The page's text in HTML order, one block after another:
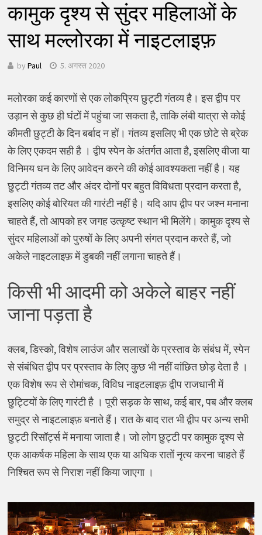
कामुक दृश्य से सुंदर महिलाओं के
साथ मल्लोरका में नाइटलाइफ़
by Paul 5. अगस्त 2020
मलोरका कई कारणों से एक लोकप्रिय छुट्टी गंतव्य है। इस द्वीप पर
उड़ान से कुछ ही घंटों में पहुंचा जा सकता है, ताकि लंबी यात्रा से कोई
कीमती छुट्टी के दिन बर्बाद न हों। गंतव्य इसलिए भी एक छोटे से ब्रेक
के लिए एकदम सही है । द्वीप स्पेन के अंतर्गत आता है, इसलिए वीजा या
विनिमय धन के लिए आवेदन करने की कोई आवश्यकता नहीं है। यह
छुट्टी गंतव्य तट और अंदर दोनों पर बहुत विविधता प्रदान करता है,
इसलिए कोई बोरियत की गारंटी नहीं है। यदि आप द्वीप पर जश्न मनाना
चाहते हैं, तो आपको हर जगह उत्कृष्ट स्थान भी मिलेंगे। कामुक दृश्य से
सुंदर महिलाओं को पुरुषों के लिए अपनी संगत प्रदान करते हैं, जो
अकेले नाइटलाइफ़ में डुबकी नहीं लगाना चाहते हैं।
किसी भी आदमी को अकेले बाहर नहीं
जाना पड़ता है
क्लब, डिस्को, विशेष लाउंज और सलाखों के प्रस्ताव के संबंध में, स्पेन
से संबंधित द्वीप पर प्रस्ताव के लिए कुछ भी नहीं वांछित छोड़ देता है ।
एक विशेष रूप से रोमांचक, विविध नाइटलाइफ़ द्वीप राजधानी में
छुट्टियों के लिए गारंटी है । पूरी सड़क के साथ, कई बार, पब और क्लब
समुद्र से नाइटलाइफ़ बनाते हैं। रात के बाद रात भी द्वीप पर अन्य सभी
छुट्टी रिसॉर्ट्स में मनाया जाता है। जो लोग छुट्टी पर कामुक दृश्य से
एक आकर्षक महिला के साथ एक या अधिक रातों नृत्य करना चाहते हैं
निश्चित रूप से निराश नहीं किया जाएगा ।